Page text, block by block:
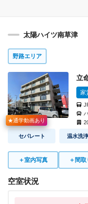
太陽ハイツ南草津
野路エリア
★通学動画あり
立
家
セパレート 温水洗
＋室内写真 ＋ 間取
空室状況